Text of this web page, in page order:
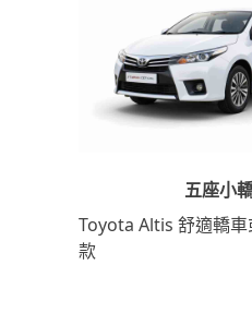
五座小
Toyota Altis 舒適轎
款